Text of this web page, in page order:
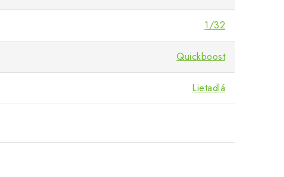
1/32
Quickboost
Lietadlá